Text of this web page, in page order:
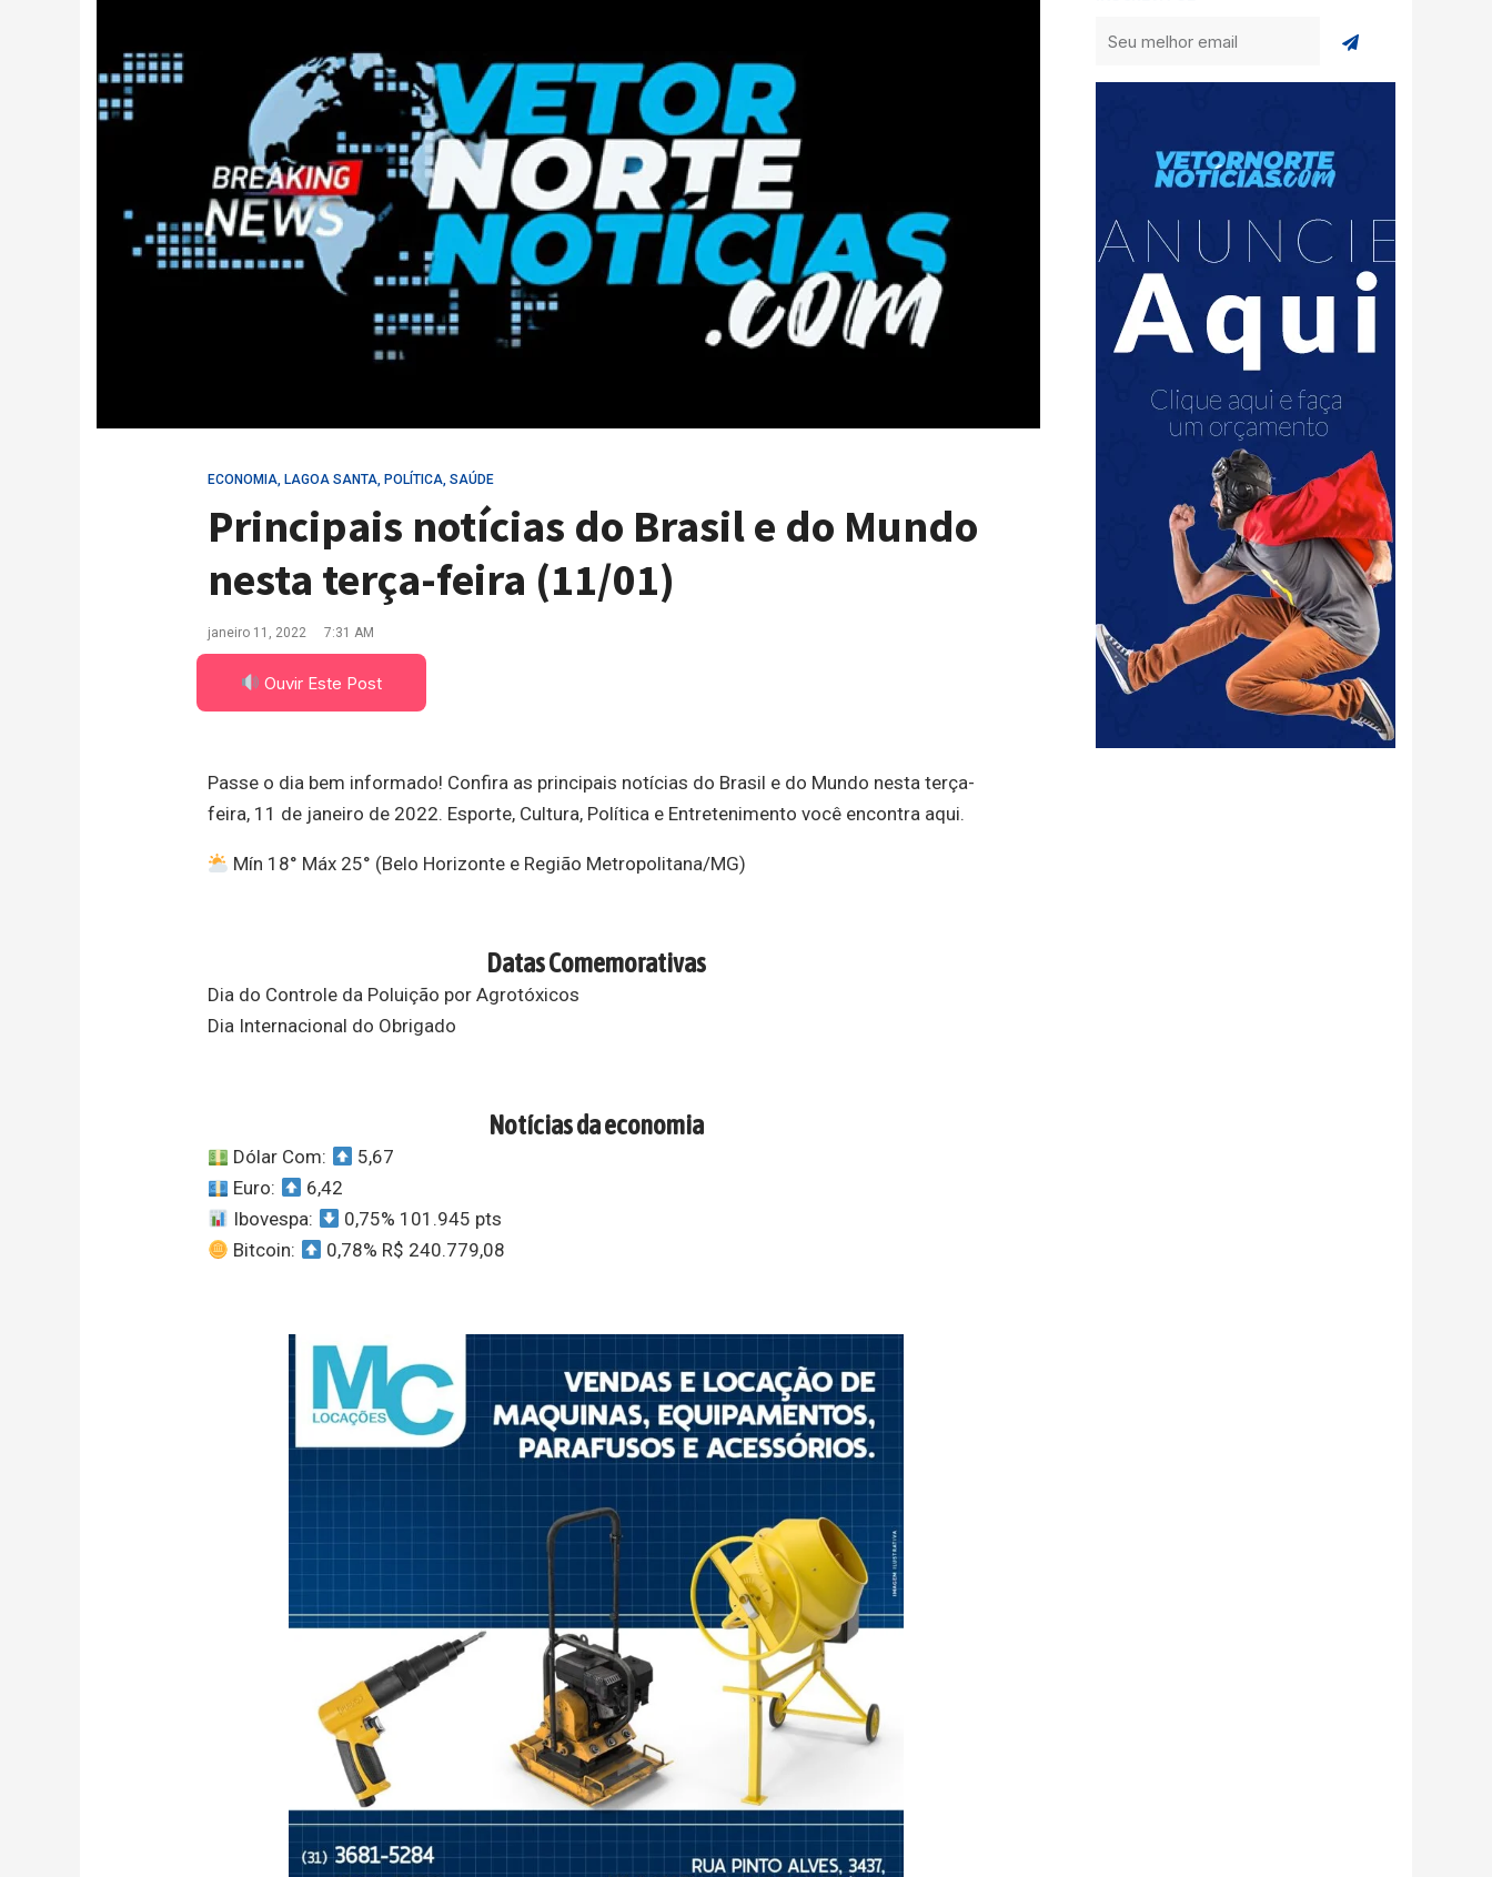
ECONOMIA, LAGOA SANTA, POLÍTICA, SAÚDE
Principais notícias do Brasil e do Mundo
nesta terça-feira (11/01)
janeiro 11, 2022 7:31 AM
Ouvir Este Post
Passe o dia bem informado! Confira as principais notícias do Brasil e do Mundo nesta terça-
feira, 11 de janeiro de 2022. Esporte, Cultura, Política e Entretenimento você encontra aqui.
Mín 18° Máx 25° (Belo Horizonte e Região Metropolitana/MG)
Datas Comemorativas
Dia do Controle da Poluição por Agrotóxicos
Dia Internacional do Obrigado
Notícias da economia
Dólar Com:
5,67
Euro:
6,42
Ibovespa:
0,75% 101.945 pts
Bitcoin:
0,78% R$ 240.779,08